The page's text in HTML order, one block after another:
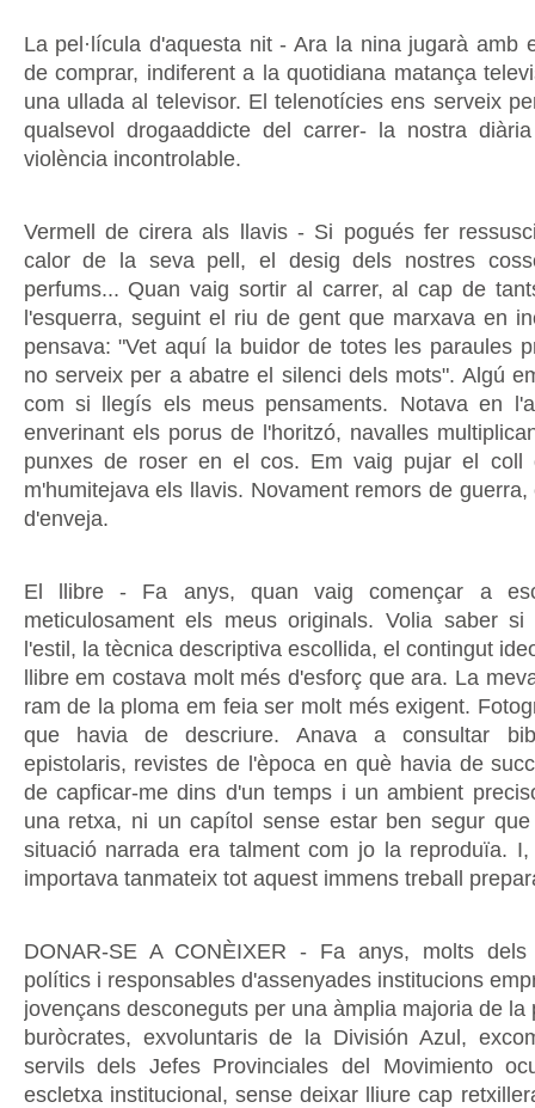
La pel·lícula d'aquesta nit - Ara la nina jugarà amb
de comprar, indiferent a la quotidiana matança
una ullada al televisor. El telenotícies ens serveix
qualsevol drogaaddicte del carrer- la nostra
violència incontrolable.
Vermell de cirera als llavis - Si pogués fer
calor de la seva pell, el desig dels nostres
perfums... Quan vaig sortir al carrer, al cap de
l'esquerra, seguint el riu de gent que marxava en
pensava: "Vet aquí la buidor de totes les paraules
no serveix per a abatre el silenci dels mots". Algú
com si llegís els meus pensaments. Notava en
enverinant els porus de l'horitzó, navalles
punxes de roser en el cos. Em vaig pujar el coll
m'humitejava els llavis. Novament remors de
d'enveja.
El llibre - Fa anys, quan vaig començar a
meticulosament els meus originals. Volia saber
l'estil, la tècnica descriptiva escollida, el contingut
llibre em costava molt més d'esforç que ara. La
ram de la ploma em feia ser molt més exigent.
que havia de descriure. Anava a consultar
epistolaris, revistes de l'època en què havia de
de capficar-me dins d'un temps i un ambient
una retxa, ni un capítol sense estar ben segur
situació narrada era talment com jo la reproduïa.
importava tanmateix tot aquest immens treball
DONAR-SE A CONÈIXER - Fa anys, molts dels
polítics i responsables d'assenyades institucions
jovençans desconeguts per una àmplia majoria de la
buròcrates, exvoluntaris de la División Azul,
servils dels Jefes Provinciales del Movimiento
escletxa institucional, sense deixar lliure cap